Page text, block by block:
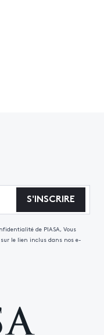
S'INSCRIRE
de PIASA, Vous
le lien inclus dans nos e-